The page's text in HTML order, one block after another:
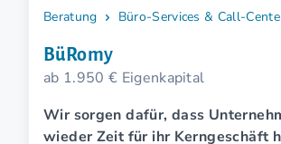
Beratung Büro-Services & Call-
BüRomy
ab 1.950 € Eigenkapital
Wir sorgen dafür, dass
wieder Zeit für ihr Kerngeschäft